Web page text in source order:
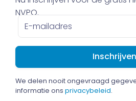
NVPO.
E-
mailadres
We delen nooit ongevraagd
informatie ons privacybeleid.